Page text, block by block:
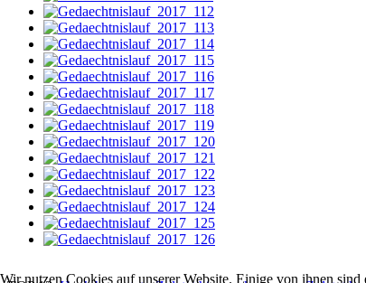
Wir nutzen Cookies auf unserer Website. Einige von ihnen